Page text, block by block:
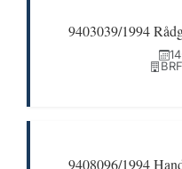
9403039/1994
9408096/1994